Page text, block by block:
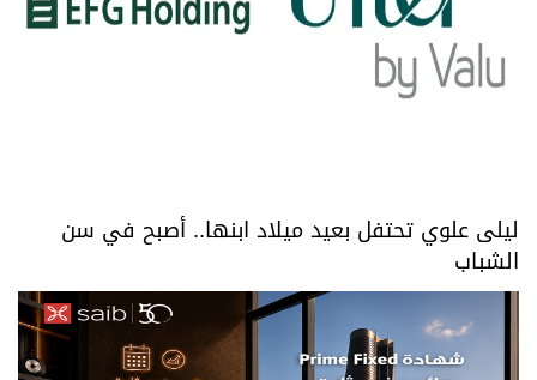
ليلى علوي تحتفل بعيد ميلاد ابنها.. أصبح في سن
الشباب